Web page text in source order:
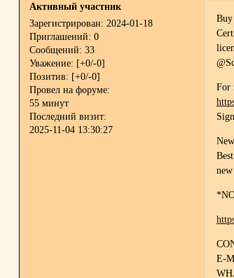
Активный участник
Зарегистрирован: 2024-01-18
Приглашений: 0
Сообщений: 33
Уважение: [+0/-0]
Позитив: [+0/-0]
Провел на форуме:
55 минут
Последний визит:
2025-11-04 13:30:27
Buy
For
E-